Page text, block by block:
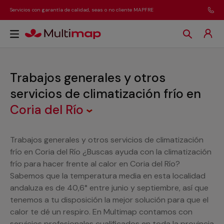
Servicios con garantía de calidad, seas o no cliente MAPFRE
Trabajos generales y otros
servicios de climatización frío en
Coria del Río
Trabajos generales y otros servicios de climatización
frío en Coria del Río ¿Buscas ayuda con la climatización
frío para hacer frente al calor en Coria del Río?
Sabemos que la temperatura media en esta localidad
andaluza es de 40,6° entre junio y septiembre, así que
tenemos a tu disposición la mejor solución para que el
calor te dé un respiro. En Multimap contamos con